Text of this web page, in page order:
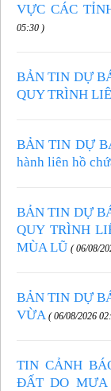
VỰC CÁC
05:30 )
BẢN TIN DỰ
QUY TRÌNH
BẢN TIN DỰ
hành liên hồ
BẢN TIN DỰ
QUY TRÌNH
MÙA LŨ ( 06/08/
BẢN TIN DỰ
VỪA ( 06/08/2026
TIN CẢNH
ĐẤT DO MƯA